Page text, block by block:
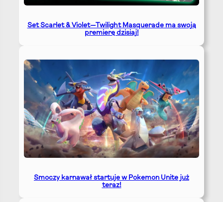
Set Scarlet & Violet—Twilight Masquerade ma swoją
premierę dzisiaj!
Smoczy karnawał startuje w Pokemon Unite już
teraz!